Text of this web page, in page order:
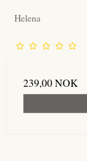
Helena
239,00 NOK